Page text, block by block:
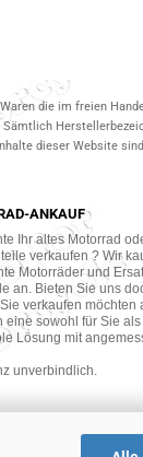
die im freien
dieser Website
ANKAUF
Ihr altes Motorrad
verkaufen ? Wir
Motorräder und
an. Bieten Sie uns
verkaufen möchten
eine sowohl für Sie
Lösung mit
unverbindlich.